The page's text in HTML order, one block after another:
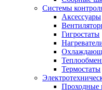
Системы
Аксессуары
Гигростаты
Термостаты
Проходные